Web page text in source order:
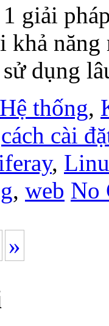
giải
khả
dụng
Hệ thống,
cách cài
,
, web No
»